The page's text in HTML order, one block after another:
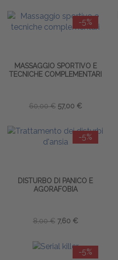
-5%
MASSAGGIO SPORTIVO E
TECNICHE COMPLEMENTARI
60,00 € 57,00 €
-5%
DISTURBO DI PANICO E
AGORAFOBIA
8,00 € 7,60 €
-5%